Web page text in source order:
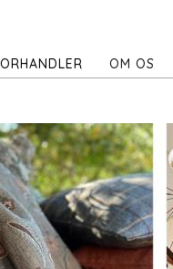
OM OS